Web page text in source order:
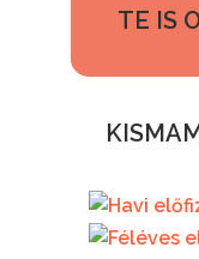
TE IS
7.500.- /